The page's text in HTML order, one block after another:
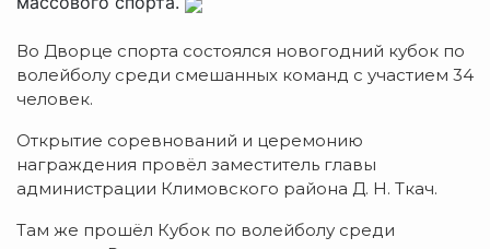
Во Дворце спорта состоялся новогодний кубок по
волейболу среди смешанных команд с участием 34
человек.
Открытие соревнований и церемонию
награждения провёл заместитель главы
администрации Климовского района Д. Н. Ткач.
Там же прошёл Кубок по волейболу среди